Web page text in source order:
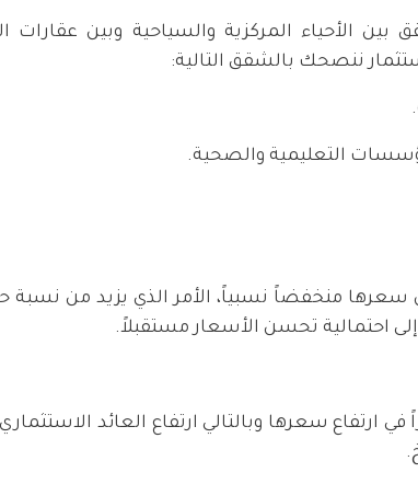
الأحياء المركزية والسياحية وبين
ننصحك بالشقق التالية:
التعليمية والصحية.
سعرها منخفضاً نسبياً، الأمر الذي يزيد من
احتمالية تحسن الأسعار مستقبلاً.
ارتفاع سعرها وبالتالي ارتفاع العائد